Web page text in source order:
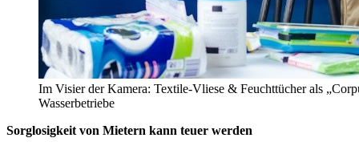
Im Visier der Kamera: Textile-Vliese & Feuchttücher als
Wasserbetriebe
Sorglosigkeit von Mietern kann teuer werden